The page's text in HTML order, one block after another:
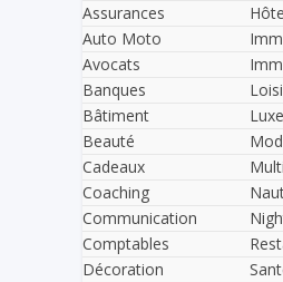
Assurances
Auto Moto
Avocats
Banques
Bâtiment
Beauté
Cadeaux
Coaching
Communication
Comptables
Décoration
Luxe